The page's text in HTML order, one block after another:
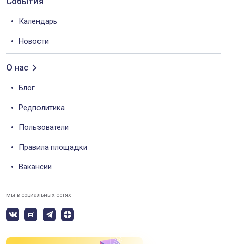
Календарь
Новости
О нас
Блог
Редполитика
Пользователи
Правила площадки
Вакансии
мы в социальных сетях